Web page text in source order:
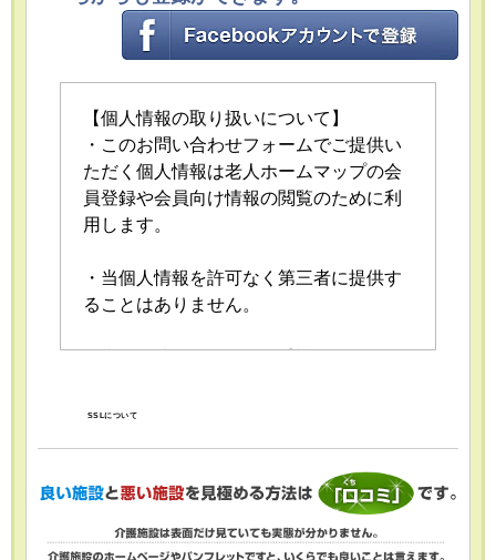
【個人情報の取り扱いについて】
・このお問い合わせフォームでご提供い
ただく個人情報は老人ホームマップの会
員登録や会員向け情報の閲覧のために利
用します。
・当個人情報を許可なく第三者に提供す
ることはありません。
おける個人情報の安全管理が図られるよ
・当個人情報の利用目的の通知、開示、
内容の訂正・追加または削除、利用の停
SSLについて